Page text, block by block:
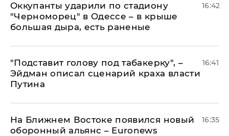
Оккупанты ударили по стадиону
"Черноморец" в Одессе – в крыше
большая дыра, есть раненые
16:42
​"Подставит голову под табакерку", –
Эйдман описал сценарий краха власти
Путина
16:41
На Ближнем Востоке появился новый
оборонный альянс – Euronews
16:35